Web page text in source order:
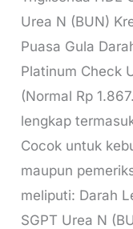
Urea N (BUN)
Puasa Gula
Platinum Check
(Normal Rp
lengkap
Cocok untuk
maupun
meliputi: Darah
SGPT Urea N